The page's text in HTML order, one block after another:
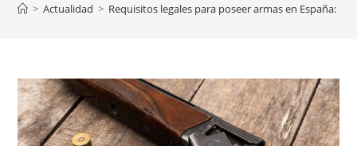
> Actualidad > Requisitos legales para poseer armas en España: lo